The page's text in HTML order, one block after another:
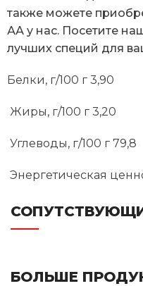
также можете
АА у нас. Посетите
лучших специй для
Белки, г/100 г 3,90
Жиры, г/100 г 3,20
Углеводы, г/100 г 79,8
Энергетическая
БОЛЬШЕ